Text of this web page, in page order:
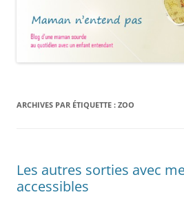
ARCHIVES PAR ÉTIQUETTE : ZOO
Les autres sorties avec
accessibles